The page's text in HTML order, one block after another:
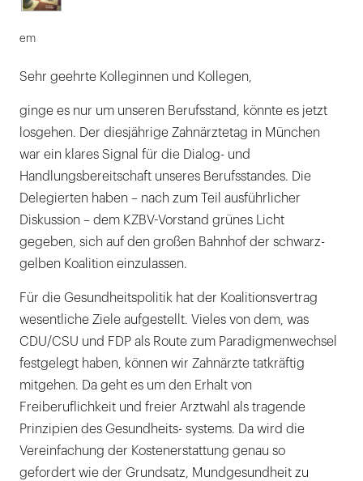
em
Sehr geehrte Kolleginnen und Kollegen,
ginge es nur um unseren Berufsstand, könnte es jetzt
losgehen. Der diesjährige Zahnärztetag in München
war ein klares Signal für die Dialog- und
Handlungsbereitschaft unseres Berufsstandes. Die
Delegierten haben – nach zum Teil ausführlicher
Diskussion – dem KZBV-Vorstand grünes Licht
gegeben, sich auf den großen Bahnhof der schwarz-
gelben Koalition einzulassen.
Für die Gesundheitspolitik hat der Koalitionsvertrag
wesentliche Ziele aufgestellt. Vieles von dem, was
CDU/CSU und FDP als Route zum Paradigmenwechsel
festgelegt haben, können wir Zahnärzte tatkräftig
mitgehen. Da geht es um den Erhalt von
Freiberuflichkeit und freier Arztwahl als tragende
Prinzipien des Gesundheits- systems. Da wird die
Vereinfachung der Kostenerstattung genau so
gefordert wie der Grundsatz, Mundgesundheit zu